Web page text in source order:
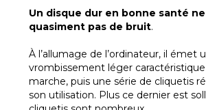
Un disque dur en bonne santé
quasiment pas de bruit.
À l’allumage de l’ordinateur, il émet
vrombissement léger
marche, puis une série de cliquetis
son utilisation. Plus ce dernier est